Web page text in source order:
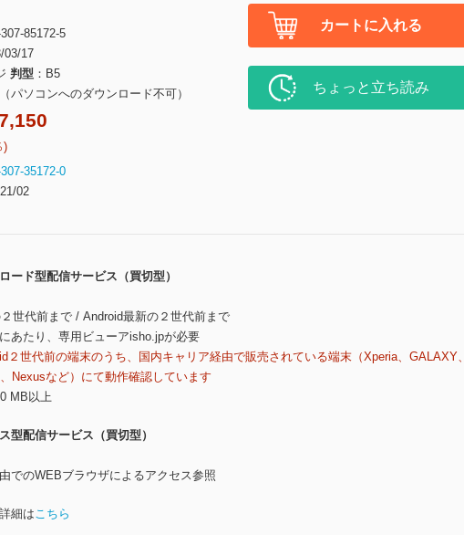
85172-5
03/17
判型
B5
パソコンへのダウンロード不可）
)
35172-0
02
カートに入れる
ちょっと立ち読み
ード型配信サービス（買切型）
世代前まで / Android最新の２世代前まで
あたり、専用ビューアisho.jpが必要
２世代前の端末のうち、国内キャリア経由で販売されている端末（Xperia、GALAXY、
Nexusなど）にて動作確認しています
MB以上
型配信サービス（買切型）
でのWEBブラウザによるアクセス参照
細はこちら